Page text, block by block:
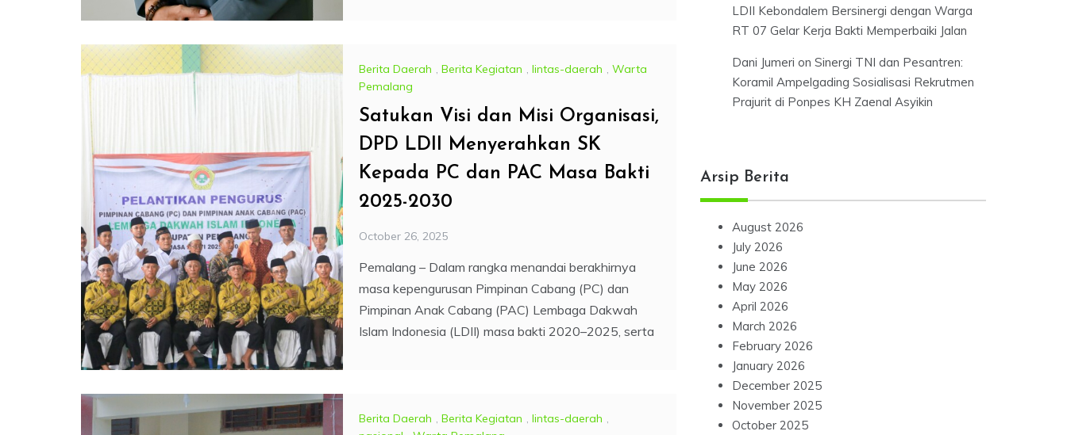
Berita Daerah , Berita Kegiatan , lintas-daerah , Warta
Pemalang
Satukan Visi dan Misi Organisasi,
DPD LDII Menyerahkan SK
Kepada PC dan PAC Masa Bakti
2025-2030
October 26, 2025
Pemalang – Dalam rangka menandai berakhirnya
masa kepengurusan Pimpinan Cabang (PC) dan
Pimpinan Anak Cabang (PAC) Lembaga Dakwah
Islam Indonesia (LDII) masa bakti 2020–2025, serta
Berita Daerah , Berita Kegiatan , lintas-daerah ,
LDII Kebondalem Bersinergi dengan Warga
RT 07 Gelar Kerja Bakti Memperbaiki Jalan
Dani Jumeri on Sinergi TNI dan Pesantren:
Koramil Ampelgading Sosialisasi Rekrutmen
Prajurit di Ponpes KH Zaenal Asyikin
Arsip Berita
August 2026
July 2026
June 2026
May 2026
April 2026
March 2026
February 2026
January 2026
December 2025
November 2025
October 2025